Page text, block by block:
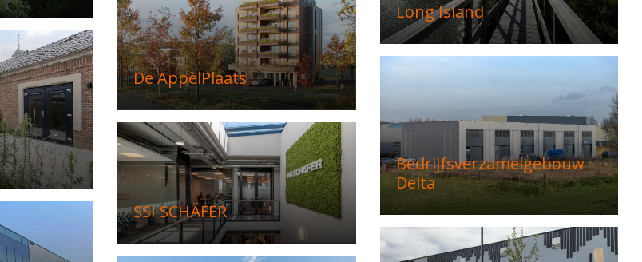
Long Island
De AppèlPlaats
Bedrijfsverzamelgebouw
Delta
SSI SCHÄFER